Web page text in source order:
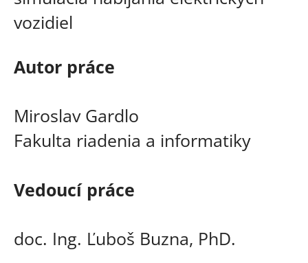
Autor práce
Miroslav Gardlo
Fakulta riadenia a informatiky
Vedoucí práce
doc. Ing. Ľuboš Buzna, PhD.